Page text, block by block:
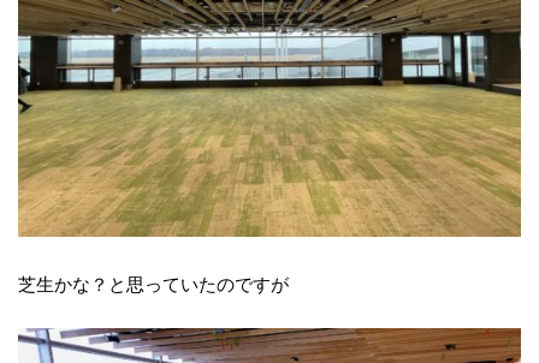
芝生かな？と思っていたのですが